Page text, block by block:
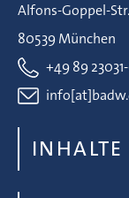
Alfons-Goppel-Str.
80539 München
+49 89
INHALTE